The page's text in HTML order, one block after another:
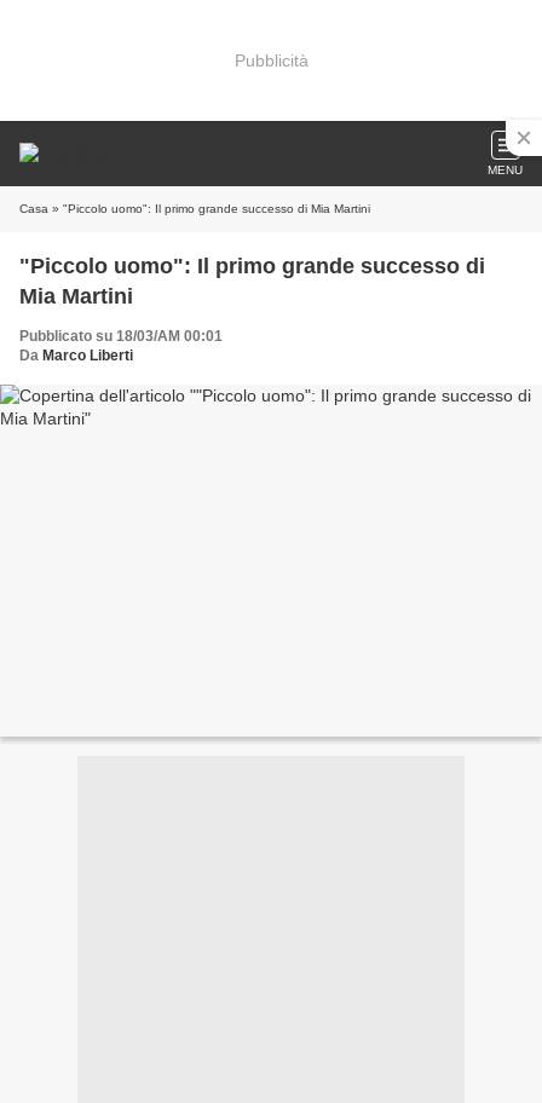
Pubblicità
MENU
Casa » "Piccolo uomo": Il primo grande successo di Mia Martini
"Piccolo uomo": Il primo grande successo di
Mia Martini
Pubblicato su 18/03/AM 00:01
Da Marco Liberti